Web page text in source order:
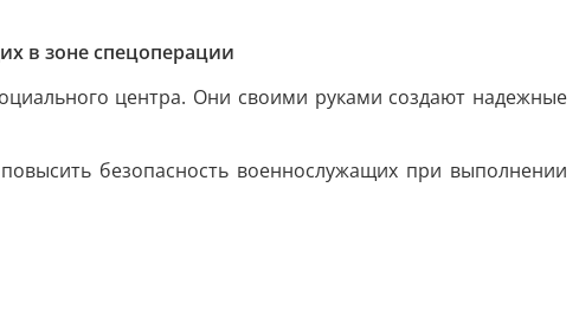
в зоне спецоперации
центра. Они своими руками создают надежные
безопасность военнослужащих при выполнении